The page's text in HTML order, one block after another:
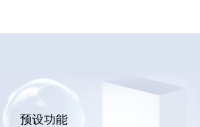
预设功能